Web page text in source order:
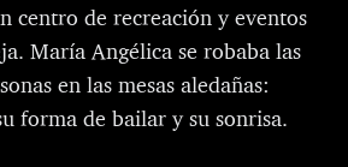
centro de recreación y eventos
María Angélica se robaba las
en las mesas aledañas:
forma de bailar y su sonrisa.